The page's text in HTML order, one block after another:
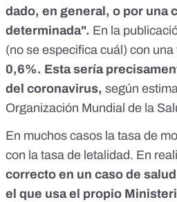
dado, en general, o por una
determinada". En la
(no se especifica cuál) con una
0,6%. Esta sería
del coronavirus, según
Organización Mundial de la
En muchos casos la tasa de
con la tasa de letalidad. En
correcto en un caso de
el que usa el propio